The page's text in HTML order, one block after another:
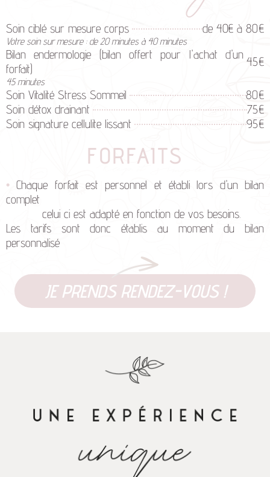
Soin ciblé sur mesure corps de 40€ à 80€
Votre soin sur mesure : de 20 minutes à 40 minutes
Bilan endermologie (bilan offert pour l'achat d'un
forfait)
45€
45 minutes
Soin Vitalité Stress Sommeil 80€
Soin détox drainant
75€
Soin signature cellulite lissant
95€
FORFAITS
• Chaque forfait est personnel et établi lors d'un bilan
complet
celui ci est adapté en fonction de vos besoins.
Les tarifs sont donc établis au moment du bilan
personnalisé
JE PRENDS RENDEZ-VOUS !